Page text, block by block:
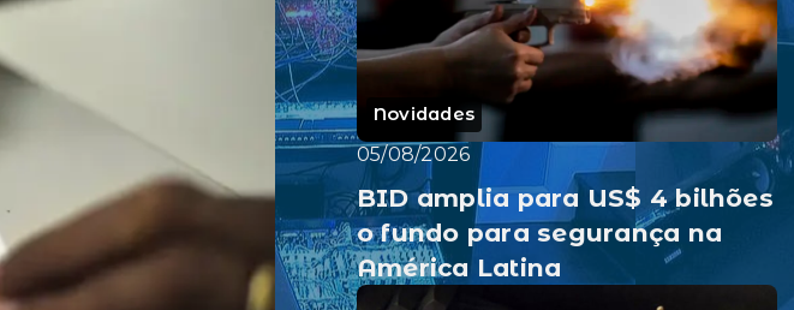
Novidades
05/08/2026
BID amplia para US$ 4 bilhões
o fundo para segurança na
América Latina